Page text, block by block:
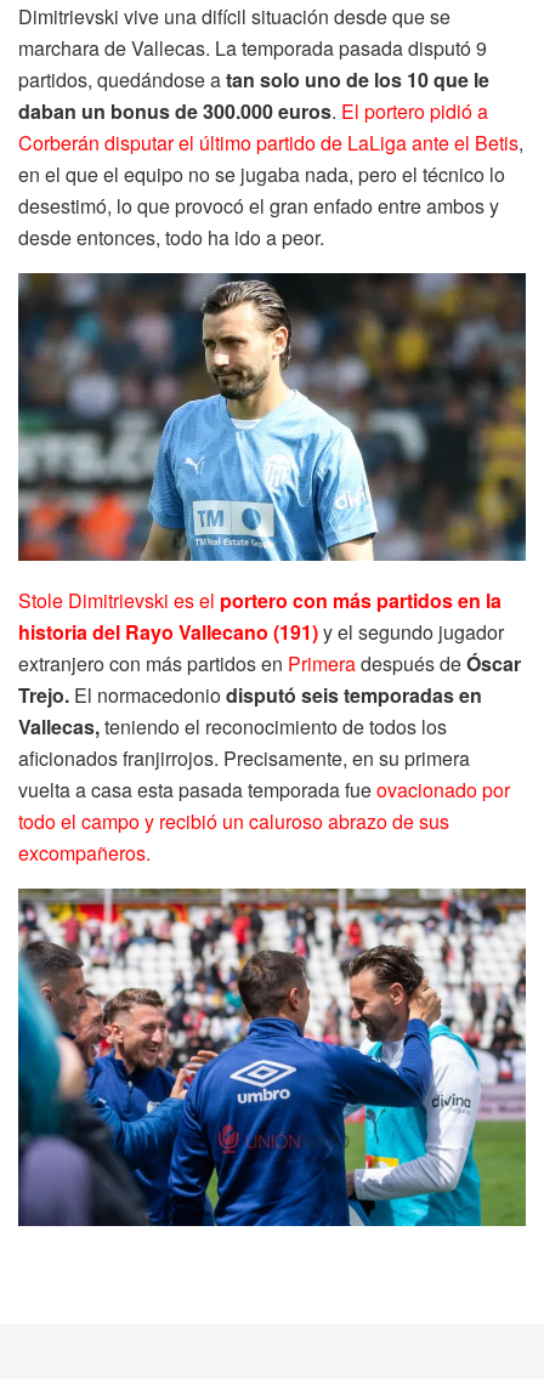
Dimitrievski vive una difícil situación desde que se
marchara de Vallecas. La temporada pasada disputó 9
partidos, quedándose atan solo uno de los 10 que le
daban un bonus de 300.000 euros. El portero pidió a
Corberán disputar el último partido de LaLiga ante el Betis,
en el que el equipo no se jugaba nada, pero el técnico lo
desestimó, lo que provocó el gran enfado entre ambos y
desde entonces, todo ha ido a peor.
Stole Dimitrievski es el portero con más partidos en la
historia del Rayo Vallecano (191)y el segundo jugador
extranjero con más partidos en Primeradespués deÓscar
Trejo. El normacedoniodisputó seis temporadas en
Vallecas,teniendo el reconocimiento de todos los
aficionados franjirrojos. Precisamente, en su primera
vuelta a casa esta pasada temporada fueovacionado por
todo el campo y recibió un caluroso abrazo de sus
excompañeros.